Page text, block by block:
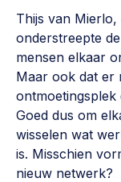
invoering
Thijs van
onderstreepte
mensen elkaar
Maar ook dat er
ontmoetingsplek
Goed dus om
wisselen wat
is. Misschien
nieuw netwerk?